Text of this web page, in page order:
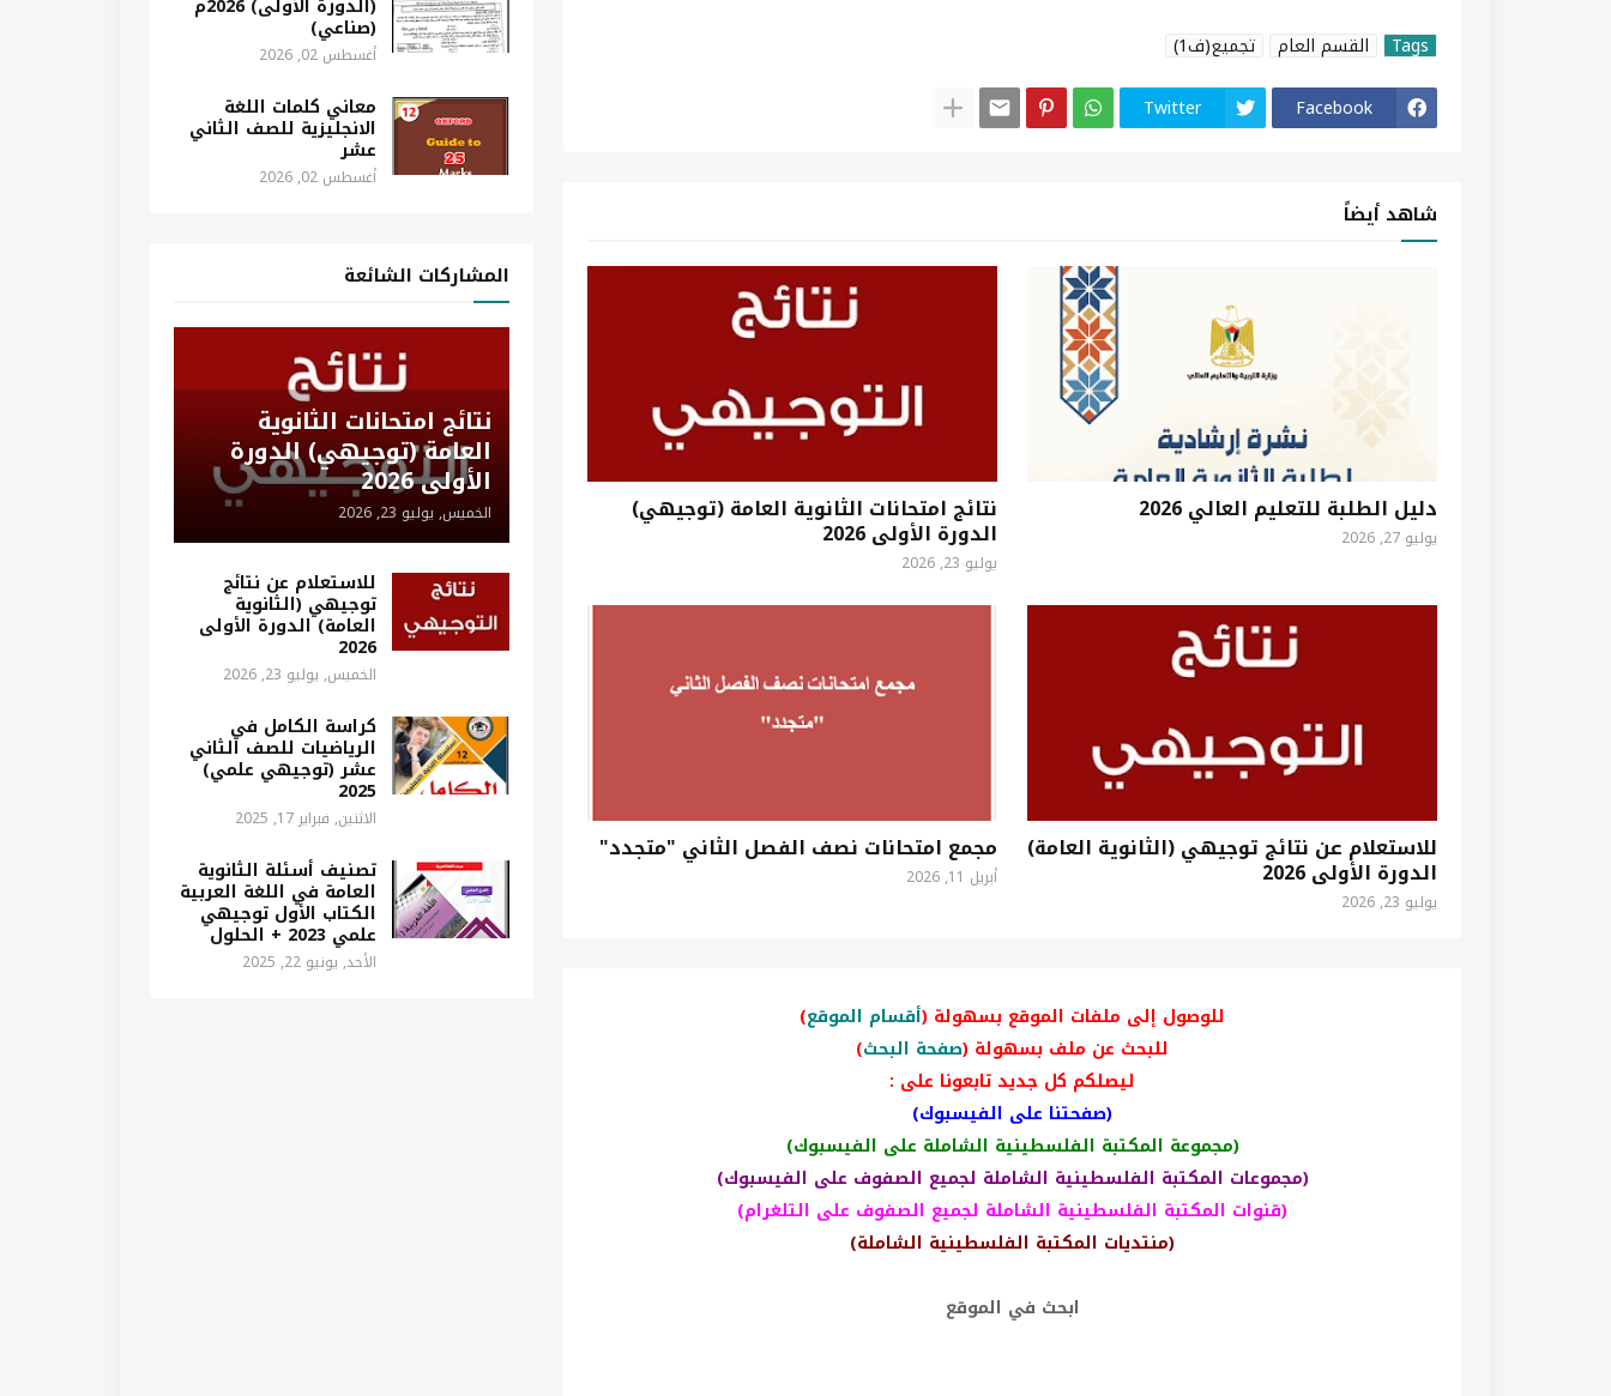
Tags القسم العام
تجميع(ف1)
Facebook
Twitter
شاهد أيضاً
دليل الطلبة للتعليم العالي 2026
يوليو 27, 2026
نتائج امتحانات الثانوية العامة (توجيهي)
الدورة الأولى 2026
يوليو 23, 2026
للاستعلام عن نتائج توجيهي (الثانوية العامة)
الدورة الأولى 2026
يوليو 23, 2026
مجمع امتحانات نصف الفصل الثاني "متجدد"
أبريل 11, 2026
للوصول إلى ملفات الموقع بسهولة (أقسام الموقع)
للبحث عن ملف بسهولة (صفحة البحث)
ليصلكم كل جديد تابعونا على :
(صفحتنا على الفيسبوك)
(مجموعة المكتبة الفلسطينية الشاملة على الفيسبوك)
(مجموعات المكتبة الفلسطينية الشاملة لجميع الصفوف على الفيسبوك)
(قنوات المكتبة الفلسطينية الشاملة لجميع الصفوف على التلغرام)
(منتديات المكتبة الفلسطينية الشاملة)
ابحث في الموقع
(الدورة الأولى) 2026م
(صناعي)
أغسطس 02, 2026
معاني كلمات اللغة
الانجليزية للصف الثاني
عشر
أغسطس 02, 2026
المشاركات الشائعة
نتائج امتحانات الثانوية
العامة (توجيهي) الدورة
الأولى 2026
الخميس, يوليو 23, 2026
للاستعلام عن نتائج
توجيهي (الثانوية
العامة) الدورة الأولى
2026
الخميس, يوليو 23, 2026
كراسة الكامل في
الرياضيات للصف الثاني
عشر (توجيهي علمي)
2025
الاثنين, فبراير 17, 2025
تصنيف أسئلة الثانوية
العامة في اللغة العربية
الكتاب الأول توجيهي
علمي 2023 + الحلول
الأحد, يونيو 22, 2025